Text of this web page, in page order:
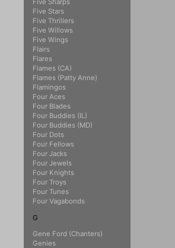
Five Sharps
Five Stars
Five Thrillers
Five Willows
Five Wings
Flairs
Flares
Flames (CA)
Flames (Patty Anne)
Flamingos
Four Aces
Four Blades
Four Buddies (IL)
Four Buddies (MD)
Four Dots
Four Fellows
Four Jacks
Four Jewels
Four Knights
Four Troys
Four Tunes
Four Vagabonds
G
Gene Ford (Chanters)
Genies